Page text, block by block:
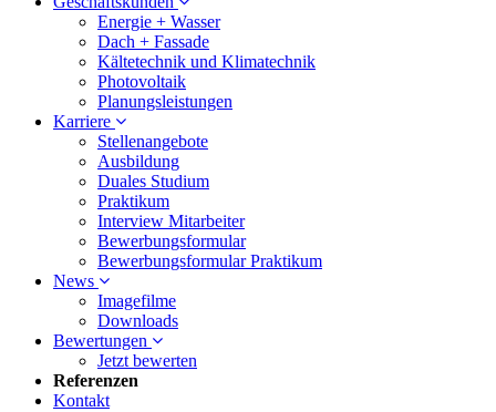
Energie + Wasser
Dach + Fassade
Kältetechnik und Klimatechnik
Photovoltaik
Planungsleistungen
Karriere
Stellenangebote
Ausbildung
Duales Studium
Praktikum
Interview Mitarbeiter
Bewerbungsformular
Bewerbungsformular Praktikum
News
Imagefilme
Downloads
Bewertungen
Jetzt bewerten
Referenzen
Kontakt